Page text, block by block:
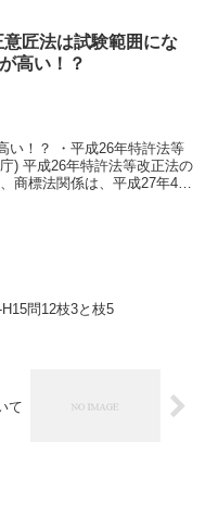
意匠法は試験範囲にな
高い！？
い！？ ・平成26年特許法等
) 平成26年特許法等改正法の
商標法関係は、平成27年4月
問12枝3と枝5
て